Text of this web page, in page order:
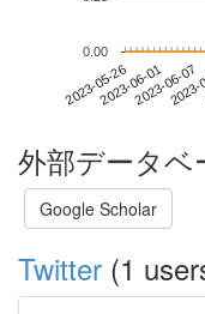
2023-05-262023-06-012023-06-07
0.00
外部データベ
Google Scholar
Twitter (1